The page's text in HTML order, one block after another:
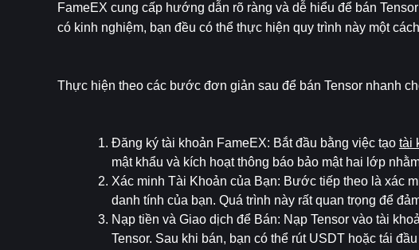
FameEX cung cấp hướng dẫn rõ ràng và dễ hiểu để bán
có kinh nghiệm, bạn đều có thể thực hiện quy trình này một
Thực hiện theo các bước đơn giản sau để bán Tensor nhanh
Đăng ký tài khoản FameEX: Bắt đầu bằng việc tạo tài
mật khẩu và kích hoạt thông báo bảo mật hai lớp
Xác minh Tài Khoản của Bạn: Bước tiếp theo là xác
danh tính của bạn. Quá trình này rất quan trọng để
Nạp tiền và Giao dịch để Bán: Nạp Tensor vào tài
Tensor. Sau khi bán, bạn có thể rút USDT hoặc tái